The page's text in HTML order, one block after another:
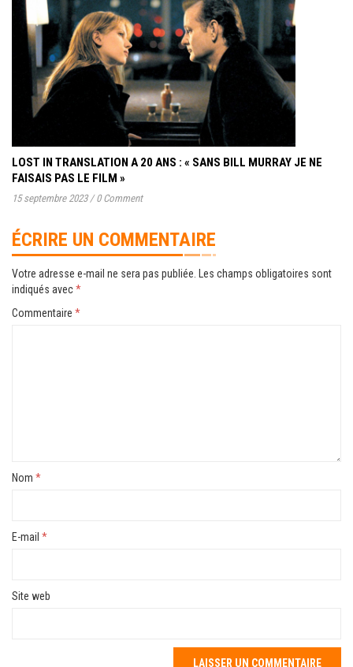
LOST IN TRANSLATION A 20 ANS : « SANS BILL MURRAY JE NE
FAISAIS PAS LE FILM »
15 septembre 2023 / 0 Comment
ÉCRIRE UN COMMENTAIRE
Votre adresse e-mail ne sera pas publiée. Les champs obligatoires sont
indiqués avec*
Commentaire *
Nom *
E-mail *
Site web